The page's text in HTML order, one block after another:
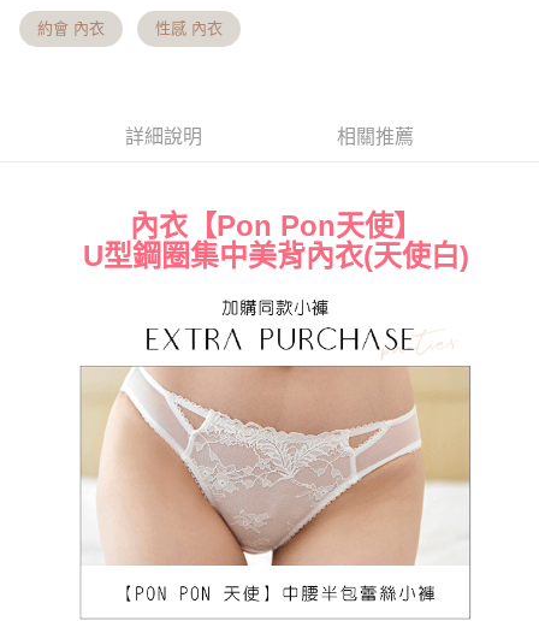
２．關於個人資料處理事宜，請瀏覽以下網址：
https://aftee.tw/terms/#terms3
時審查核予不同之上限額度；若仍有額度不足之情形，本公司將視審查結果
付款後7-11取貨 約3~5天到貨，實際出貨依照配送狀態為主。
每筆NT$90，滿NT$1,000(含以上)免運費
付款後門市自取約3~7天到貨，僅限本人攜帶身分證領取 ※星期六
貨到付款 約3~5天到貨，實際出貨依照配送狀態為主。※國定假日
每筆NT$90，滿NT$1,000(含以上)免運費
海外宅配（請勿填寫『智能櫃』或自提點地址！）以致無
法配送須補足額外產生費用，才能派發。
約會 內衣 性感 內衣
詳細說明 相關推薦
內衣【Pon Pon天使】
U型鋼圈集中美背內衣(天使白)